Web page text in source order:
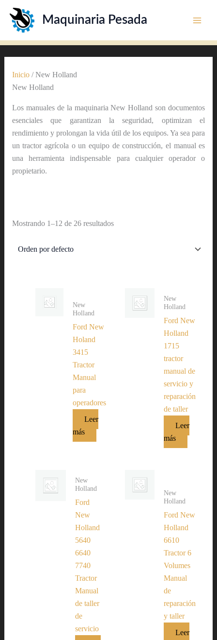
contenido
Maquinaria Pesada
Inicio/ New Holland
New Holland
Los manuales de la maquinaria New Holland son documentos
esenciales que garantizan la seguridad, optimizan el
rendimiento y prolongan la vida útil de los equipos. Ya sea para
un tractor agrícola o un equipo de construcción, el manual es
una herramienta indispensable para cualquier operador o
propietario.
Mostrando 1–12 de 26 resultados
New
Holland
Ford New
Holand
3415
Tractor
Manual
para
operadores
Leer
más
New
Holland
Ford New
Holland
1715
tractor
manual de
servicio y
reparación
de taller
Leer
más
New
Holland
Ford
New
Holland
5640
6640
7740
Tractor
Manual
de taller
de
servicio
New
Holland
Ford New
Holland
6610
Tractor 6
Volumes
Manual
de
reparación
y taller
Leer